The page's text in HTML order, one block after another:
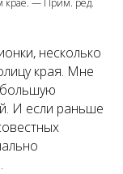
несколько
края. Мне
И если раньше